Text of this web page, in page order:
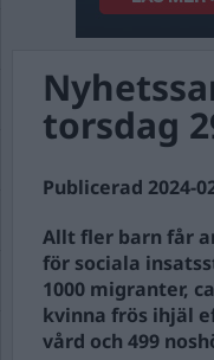
torsdag
Publicerad 2024-
Allt fler barn får
för sociala
1000 migranter,
kvinna frös ihjäl
vård och 499